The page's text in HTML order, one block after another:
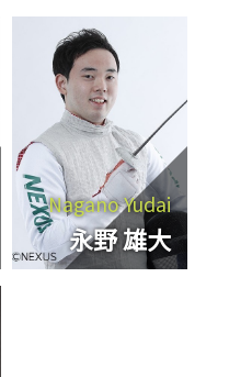
Nagano Yudai
永野 雄大